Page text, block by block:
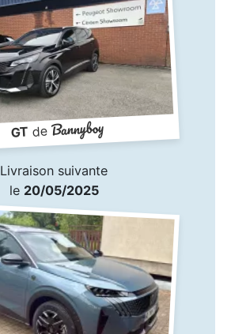
GT deBannyboy
Livraison suivante
le 20/05/2025